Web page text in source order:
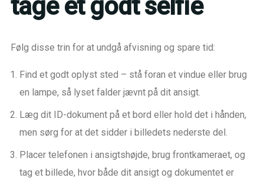
tage et godt selfie
Følg disse trin for at undgå afvisning og spare tid:
Find et godt oplyst sted – stå foran et vindue eller brug
en lampe, så lyset falder jævnt på dit ansigt.
Læg dit ID-dokument på et bord eller hold det i hånden,
men sørg for at det sidder i billedets nederste del.
Placer telefonen i ansigtshøjde, brug frontkameraet, og
tag et billede, hvor både dit ansigt og dokumentet er